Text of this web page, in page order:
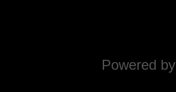
Powered by